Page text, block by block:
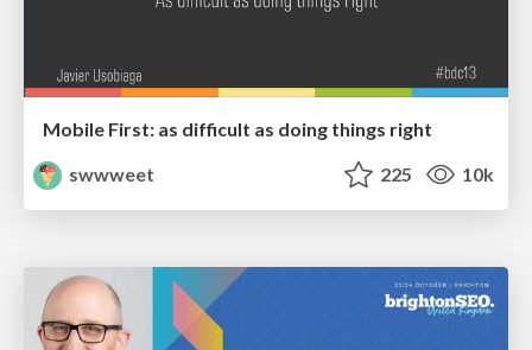
Mobile First: as difficult as doing things right
swwweet
225 10k